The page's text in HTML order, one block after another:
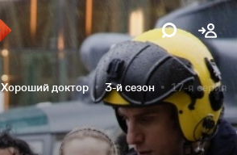
Хороший доктор 3-й сезон 17-я серия